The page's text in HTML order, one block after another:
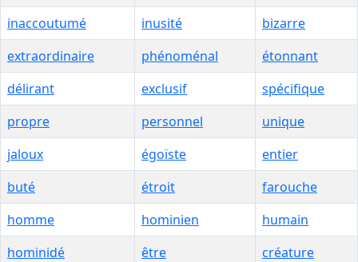
inaccoutumé
inusité
bizarre
extraordinaire
phénoménal
étonnant
délirant
exclusif
spécifique
propre
personnel
unique
jaloux
égoïste
entier
buté
étroit
farouche
homme
hominien
humain
hominidé
être
créature